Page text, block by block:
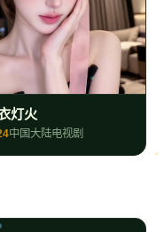
灯火
中国大陆电视剧